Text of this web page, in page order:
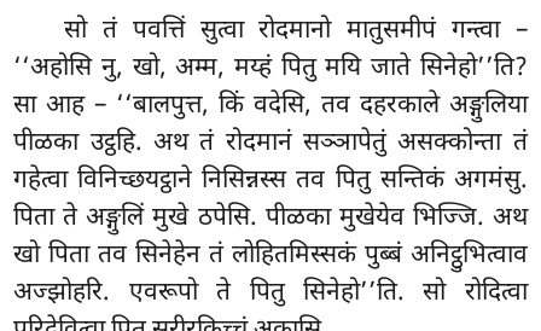
सो तं पवत्तिं सुत्वा रोदमानो मातुसमीपं गन्त्वा –
‘‘अहोसि नु, खो, अम्म, मय्हं पितु मयि जाते सिनेहो’’ति?
सा आह – ‘‘बालपुत्त, किं वदेसि, तव दहरकाले अङ्गुलिया
पीळका उट्ठहि. अथ तं रोदमानं सञ्ञापेतुं असक्कोन्ता तं
गहेत्वा विनिच्छयट्ठाने निसिन्नस्स तव पितु सन्तिकं अगमंसु.
पिता ते अङ्गुलिं मुखे ठपेसि. पीळका मुखेयेव भिज्जि. अथ
खो पिता तव सिनेहेन तं लोहितमिस्सकं पुब्बं अनिट्ठुभित्वाव
अज्झोहरि. एवरूपो ते पितु सिनेहो’’ति. सो रोदित्वा